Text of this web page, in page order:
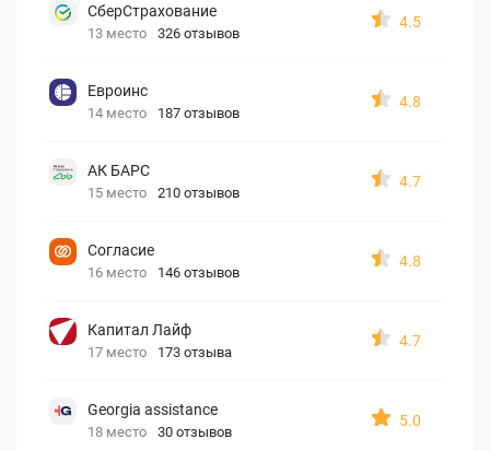
СберСтрахование
13 место 326 отзывов
4.5
Евроинс
14 место 187 отзывов
4.8
АК БАРС
15 место 210 отзывов
4.7
Согласие
16 место 146 отзывов
4.8
Капитал Лайф
17 место 173 отзыва
4.7
Georgia assistance
18 место 30 отзывов
5.0